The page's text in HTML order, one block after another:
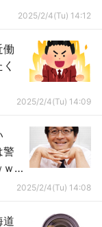
2025/2/4(Tu) 14:12
働
2025/2/4(Tu) 14:09
警
2025/2/4(Tu) 14:08
道